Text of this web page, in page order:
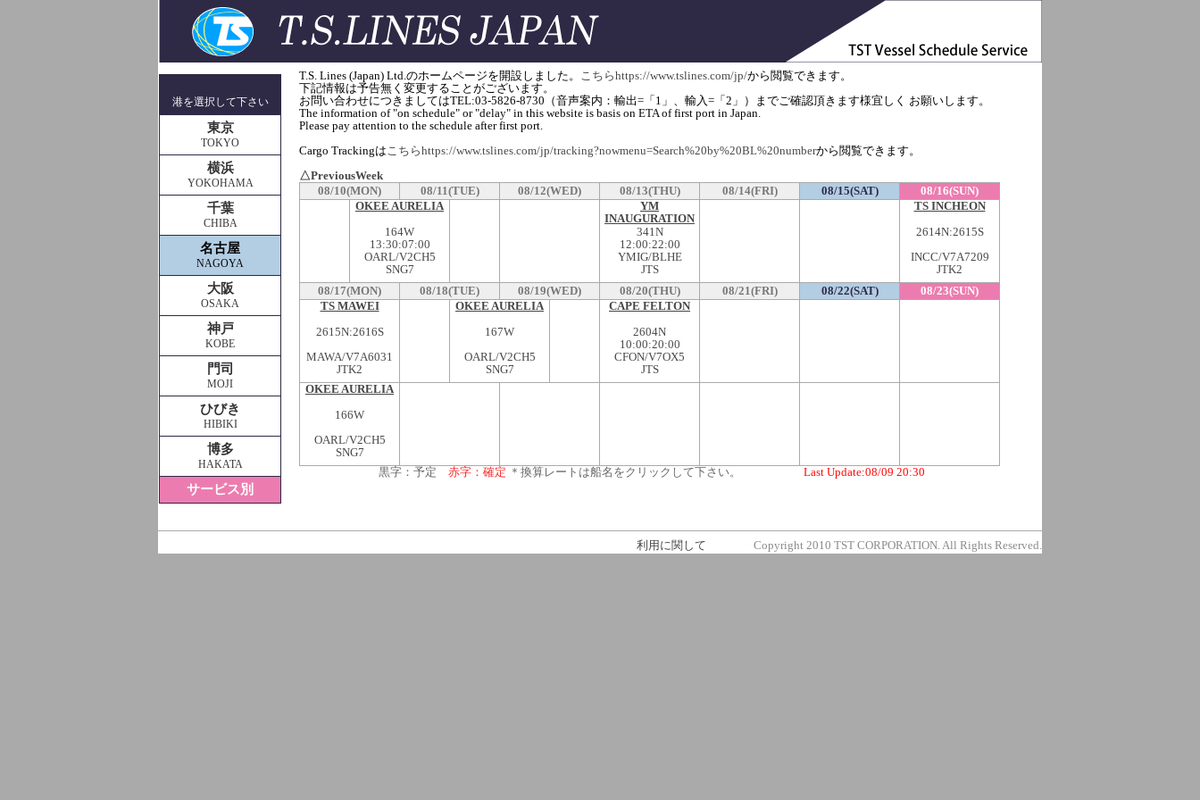
港を選択して下さい
東京
TOKYO
横浜
YOKOHAMA
千葉
CHIBA
名古屋
NAGOYA
大阪
OSAKA
神戸
KOBE
門司
MOJI
ひびき
HIBIKI
博多
HAKATA
サービス別
T.S. Lines (Japan) Ltd.のホームページを開設しました。 こちらhttps://www.tslines.com/jp/から閲覧できます。
下記情報は予告無く変更することがございます。
お問い合わせにつきましてはTEL:03-5826-8730（音声案内：輸出=「1」、輸入=「2」）までご確認頂きます様宜しく お願いします。
The information of "on schedule" or "delay" in this website is basis on ETA of first port in Japan.
Please pay attention to the schedule after first port.
Cargo Trackingはこちらhttps://www.tslines.com/jp/tracking?nowmenu=Search%20by%20BL%20numberから閲覧できます。
△PreviousWeek
08/10(MON)
08/11(TUE) 08/12(WED) 08/13(THU) 08/14(FRI) 08/15(SAT)
08/16(SUN)
OKEE AURELIA
164W
13:30:07:00
OARL/V2CH5
SNG7
YM
INAUGURATION
341N
12:00:22:00
YMIG/BLHE
JTS
TS INCHEON
2614N:2615S
INCC/V7A7209
JTK2
08/17(MON)
08/18(TUE) 08/19(WED) 08/20(THU) 08/21(FRI) 08/22(SAT)
08/23(SUN)
TS MAWEI
2615N:2616S
MAWA/V7A6031
JTK2
OKEE AURELIA
167W
OARL/V2CH5
SNG7
CAPE FELTON
2604N
10:00:20:00
CFON/V7OX5
JTS
OKEE AURELIA
166W
OARL/V2CH5
SNG7
黒字：予定赤字：確定 ＊換算レートは船名をクリックして下さい。 Last Update:08/09 20:30
利用に関して Copyright 2010 TST CORPORATION. All Rights Reserved.